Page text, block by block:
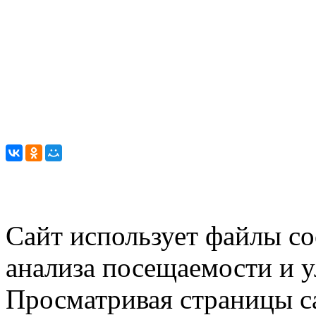
Сайт использует файлы
анализа посещаемости и
Просматривая страницы